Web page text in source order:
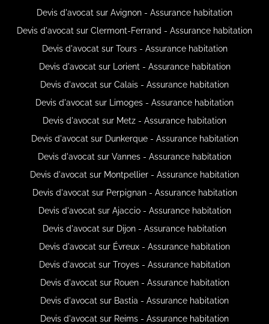
Devis d'avocat sur Avignon - Assurance habitation
Devis d'avocat sur Clermont-Ferrand - Assurance habitation
Devis d'avocat sur Tours - Assurance habitation
Devis d'avocat sur Lorient - Assurance habitation
Devis d'avocat sur Calais - Assurance habitation
Devis d'avocat sur Limoges - Assurance habitation
Devis d'avocat sur Metz - Assurance habitation
Devis d'avocat sur Dunkerque - Assurance habitation
Devis d'avocat sur Vannes - Assurance habitation
Devis d'avocat sur Montpellier - Assurance habitation
Devis d'avocat sur Perpignan - Assurance habitation
Devis d'avocat sur Ajaccio - Assurance habitation
Devis d'avocat sur Dijon - Assurance habitation
Devis d'avocat sur Évreux - Assurance habitation
Devis d'avocat sur Troyes - Assurance habitation
Devis d'avocat sur Rouen - Assurance habitation
Devis d'avocat sur Bastia - Assurance habitation
Devis d'avocat sur Reims - Assurance habitation